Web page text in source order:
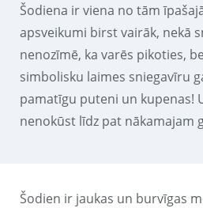
Šodiena ir viena no tām
apsveikumi birst vairāk, nekā
nenozīmē, ka varēs pikoties,
simbolisku laimes sniegavīru
pamatīgu puteni un kupenas!
nenokūst līdz pat nākamajam
Šodien ir jaukas un burvīgas